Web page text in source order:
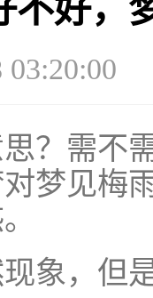
不好，
03:20:00
？需不
梦见梅
象，但